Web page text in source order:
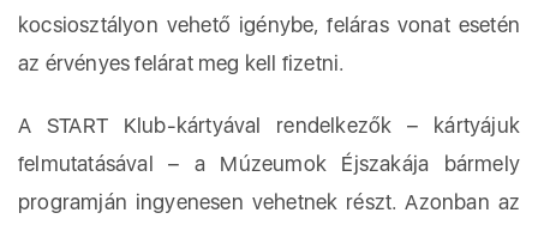
kocsiosztályon vehető igénybe, feláras vonat esetén
az érvényes felárat meg kell fizetni.
A START Klub-kártyával rendelkezők – kártyájuk
felmutatásával – a Múzeumok Éjszakája bármely
programján ingyenesen vehetnek részt. Azonban az